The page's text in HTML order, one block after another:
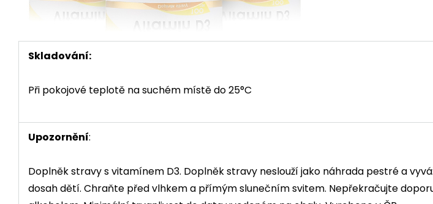
Skladování:
Při pokojové teplotě na suchém místě do 25°C
Upozornění:
Doplněk stravy s vitamínem D3. Doplněk stravy neslouží jako náhrada pestré a
dosah dětí. Chraňte před vlhkem a přímým slunečním svitem. Nepřekračujte